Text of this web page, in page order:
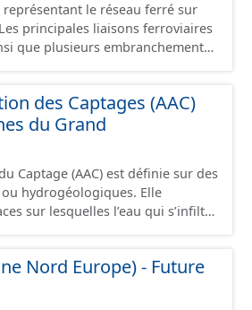
représentant le réseau ferré sur
principales liaisons ferroviaires
que plusieurs embranchements
sont toujours physiquement
des Captages (AAC)
du Grand
Captage (AAC) est définie sur des
hydrogéologiques. Elle
sur lesquelles l’eau qui s’infiltre
ouvrage de prélèvement destiné
: au sous-bassin
Nord Europe) - Future